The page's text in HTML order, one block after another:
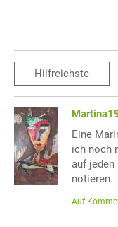
Hilfreichste
Eine
ich noch
auf
notieren.
Auf